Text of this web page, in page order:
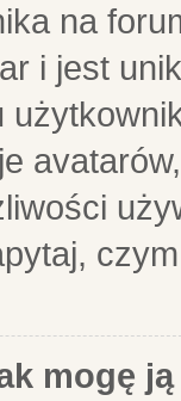
na
i jest
mogę